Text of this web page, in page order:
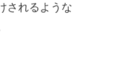
されるような